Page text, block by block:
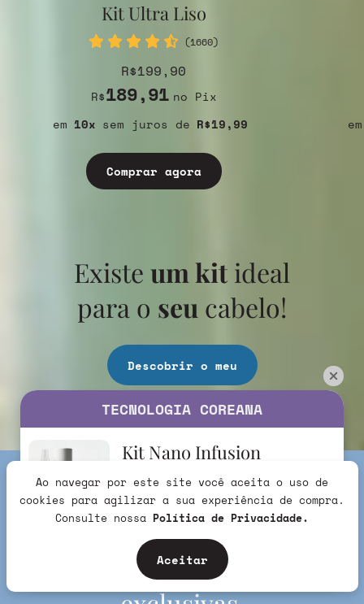
TECNOLOGIA COREANA
Kit Nano Infusion
R$279,90
265,91 no Pix
Eu quero
Ao navegar por este site você aceita o uso de
cookies para agilizar a sua experiência de compra.
Consulte nossa Política de Privacidade.
Aceitar
Kit Ultra Liso
(1660)
R$199,90
R$189,91 no Pix
10
R$19,99
sem juros
Comprar agora
Existe um kitideal
para o seu cabelo!
Descobrir o meu
Fique sabendo primeiro!
Ofertas e vantagens